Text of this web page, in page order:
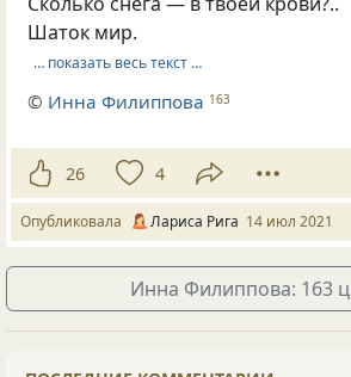
Шаток мир.
… показать весь текст …
© Инна Филиппова 163
26 4
Опубликовала Лариса Рига 14 июл 2021
Инна Филиппова: 163